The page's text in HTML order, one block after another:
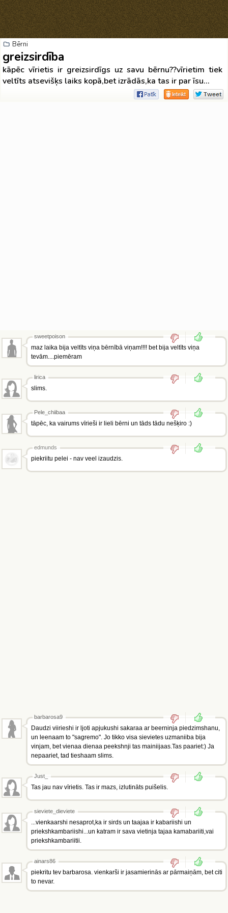
Bērni
greizsirdība
kāpēc vīrietis ir greizsirdīgs uz savu bērnu??vīrietim tiek
veltīts atsevišķs laiks kopā,bet izrādās,ka tas ir par īsu...
sweetpoison
maz laika bija veltīts viņa bērnībā viņam!!!! bet bija veltīts viņa
tevām....piemēram
lirica
slims.
Pele_chiibaa
tāpēc, ka vairums vīrieši ir lieli bērni un tāds tādu nešķiro :)
edmunds
piekriitu pelei - nav veel izaudzis.
barbarosa9
Daudzi viirieshi ir ljoti apjukushi sakaraa ar beerninja piedzimshanu,
un leenaam to "sagremo". Jo tikko visa sievietes uzmaniiba bija
vinjam, bet vienaa dienaa peekshnji tas mainiijaas.Tas paariet:) Ja
nepaariet, tad tieshaam slims.
Just_
Tas jau nav vīrietis. Tas ir mazs, izlutināts puišelis.
sieviete_dieviete
...vienkaarshi nesaprot,ka ir sirds un taajaa ir kabariishi un
priekshkambariishi...un katram ir sava vietinja tajaa kamabariiti,vai
priekshkambariitii.
ainars86
piekritu tev barbarosa. vienkarši ir jasamierinās ar pārmaiņām, bet citi
to nevar.